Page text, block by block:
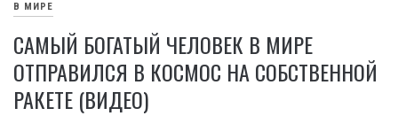
В МИРЕ
САМЫЙ БОГАТЫЙ ЧЕЛОВЕК В МИРЕ
ОТПРАВИЛСЯ В КОСМОС НА СОБСТВЕННОЙ
РАКЕТЕ (ВИДЕО)